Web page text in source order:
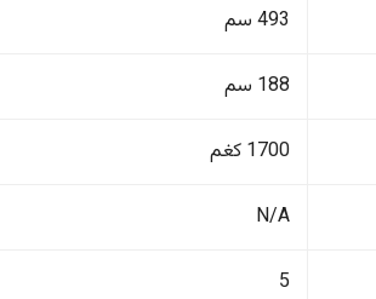
493 سم
188 سم
1700 كغم
N/A
5